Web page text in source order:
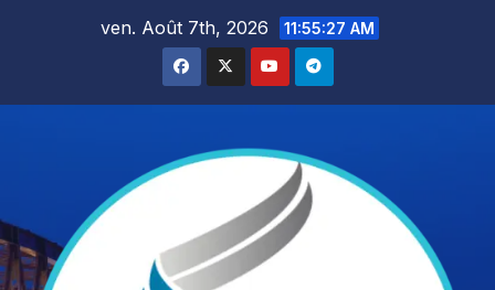
ven. Août 7th, 2026 11:55:28 AM